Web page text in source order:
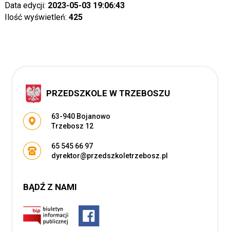
Data edycji: 2023-05-03 19:06:43
Ilość wyświetleń: 425
PRZEDSZKOLE W TRZEBOSZU
Adres pocztowy:
63-940 Bojanowo
Trzebosz 12
65 545 66 97
dyrektor@przedszkoletrzebosz.pl
BĄDŹ Z NAMI